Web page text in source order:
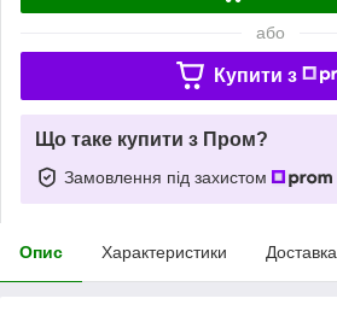
або
Купити з
Що таке купити з Пром?
Замовлення під захистом
Опис Характеристики Доставка